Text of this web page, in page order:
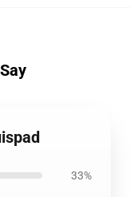
33%